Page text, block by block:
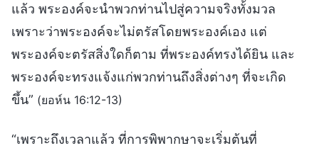
แล้ว พระองค์จะนำพวกท่านไปสู่ความจริงทั้งมวล
เพราะว่าพระองค์จะไม่ตรัสโดยพระองค์เอง แต่
พระองค์จะตรัสสิ่งใดก็ตาม ที่พระองค์ทรงได้ยิน และ
พระองค์จะทรงแจ้งแก่พวกท่านถึงสิ่งต่างๆ ที่จะเกิด
ขึ้น” (ยอห์น 16:12-13)
“เพราะถึงเวลาแล้ว ที่การพิพากษาจะเริ่มต้นที่